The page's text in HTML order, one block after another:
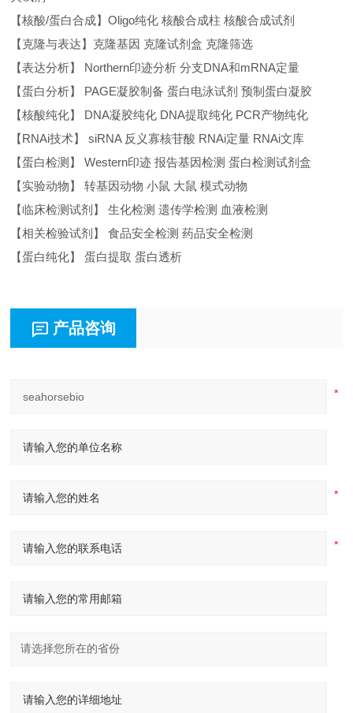
【核酸/蛋白合成】Oligo纯化 核酸合成柱 核酸合成试剂
【克隆与表达】克隆基因 克隆试剂盒 克隆筛选
【表达分析】 Northern印迹分析 分支DNA和mRNA定量
【蛋白分析】 PAGE凝胶制备 蛋白电泳试剂 预制蛋白凝胶
【核酸纯化】 DNA凝胶纯化 DNA提取纯化 PCR产物纯化
【RNAi技术】 siRNA 反义寡核苷酸 RNAi定量 RNAi文库
【蛋白检测】 Western印迹 报告基因检测 蛋白检测试剂盒
【实验动物】 转基因动物 小鼠 大鼠 模式动物
【临床检测试剂】 生化检测 遗传学检测 血液检测
【相关检验试剂】 食品安全检测 药品安全检测
【蛋白纯化】 蛋白提取 蛋白透析
产品咨询